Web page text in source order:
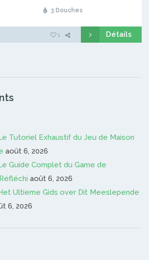
3 Douches
1 Détails
Tutoriel Exhaustif du Jeu de Maison
août 6, 2026
Guide Complet du Game de
août 6, 2026
Ultieme Gids over Dit Meeslepende
6, 2026